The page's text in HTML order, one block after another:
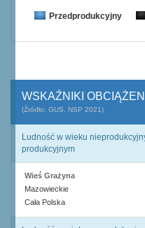
Przedprodukcyjny
WSKAŹNIKI
(Źródło: GUS, NSP 2021)
Ludność w wieku
produkcyjnym
Wieś Grażyna
Mazowieckie
Cała Polska